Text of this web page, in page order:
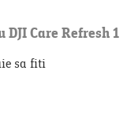
Care Refresh 1
sa fiti